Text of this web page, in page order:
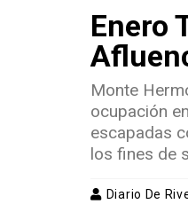
Enero
Monte
ocupación
escapadas
los fines de
Diario De